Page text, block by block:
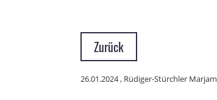
Zurück
26.01.2024, Rüdiger-Stürchler Marjam